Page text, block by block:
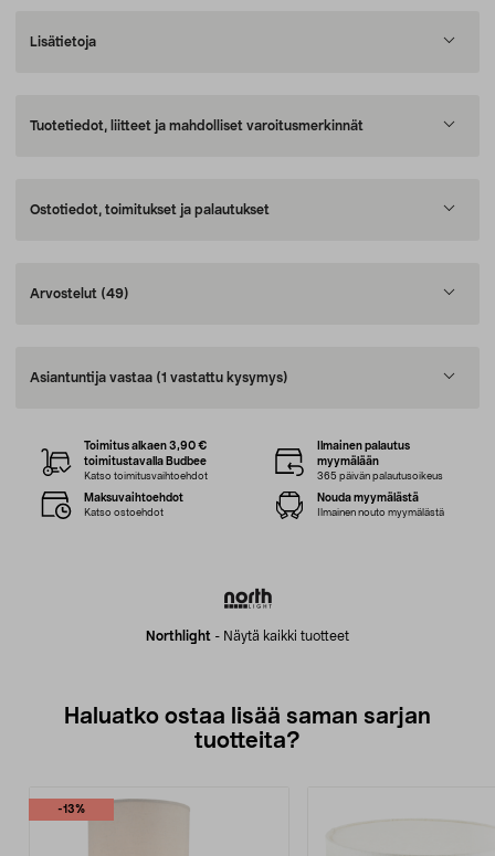
Lisätietoja
Tuotetiedot, liitteet ja mahdolliset varoitusmerkinnät
Ostotiedot, toimitukset ja palautukset
Arvostelut (49)
Asiantuntija vastaa (1 vastattu kysymys)
Northlight - Näytä kaikki tuotteet
Toimitus alkaen 3,90 €
toimitustavalla Budbee
Katso toimitusvaihtoehdot
Ilmainen palautus
myymälään
365 päivän palautusoikeus
Maksuvaihtoehdot
Katso ostoehdot
Nouda myymälästä
Ilmainen nouto myymälästä
Haluatko ostaa lisää saman sarjan
tuotteita?
-13%